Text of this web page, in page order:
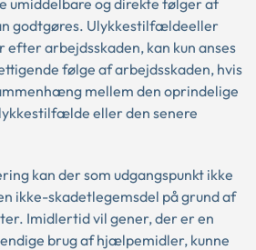
umiddelbare og direkte følger af
godtgøres. Ulykkestilfældeeller
efter arbejdsskaden, kan kun anses
følge af arbejdsskaden, hvis
mellem den oprindelige
eller den senere
kan der som udgangspunkt ikke
ikke-skadetlegemsdel på grund af
Imidlertid vil gener, der er en
brug af hjælpemidler, kunne